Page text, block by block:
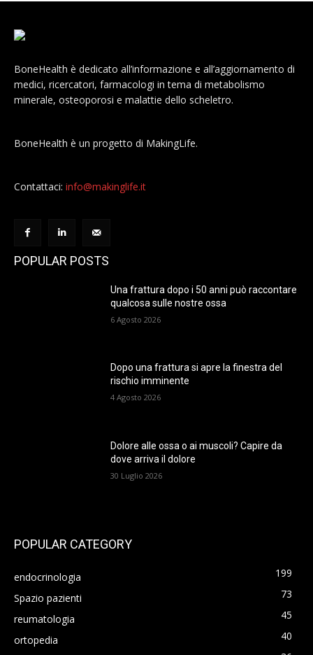
BoneHealth è dedicato all’informazione e all’aggiornamento di
medici, ricercatori, farmacologi in tema di metabolismo
minerale, osteoporosi e malattie dello scheletro.
BoneHealth è un progetto di MakingLife.
Contattaci: info@makinglife.it
POPULAR POSTS
Una frattura dopo i 50 anni può raccontare
qualcosa sulle nostre ossa
6 Agosto 2026
Dopo una frattura si apre la finestra del
rischio imminente
4 Agosto 2026
Dolore alle ossa o ai muscoli? Capire da
dove arriva il dolore
30 Luglio 2026
POPULAR CATEGORY
endocrinologia
199
Spazio pazienti
73
reumatologia
45
ortopedia
40